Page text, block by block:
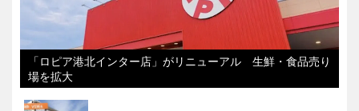
「ロピア港北インター店」がリニューアル 生鮮・食品売り
場を拡大